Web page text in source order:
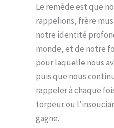
Le remède est que
rappelions, frère
notre identité
monde, et de notre
pour laquelle nous
puis que nous
rappeler à chaque
torpeur ou
gagne.